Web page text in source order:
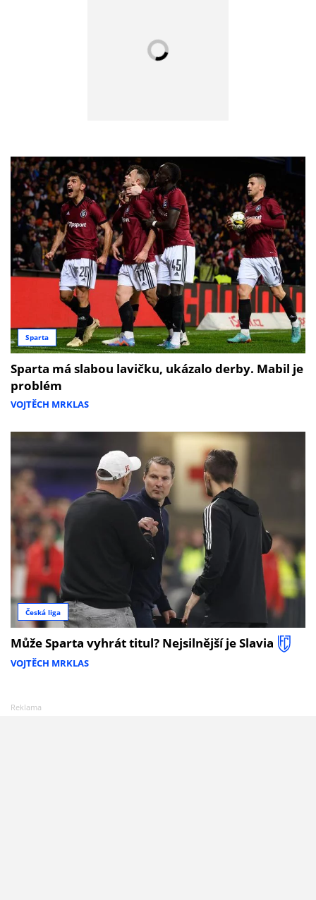
Sparta
Sparta má slabou lavičku, ukázalo derby. Mabil je
problém
VOJTĚCH MRKLAS
Česká liga
Může Sparta vyhrát titul? Nejsilnější je Slavia
VOJTĚCH MRKLAS